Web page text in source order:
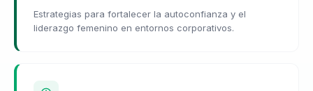
Estrategias para fortalecer la autoconfianza y el
liderazgo femenino en entornos corporativos.